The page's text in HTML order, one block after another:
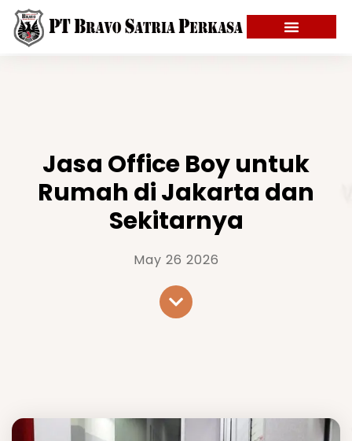
Jasa Office Boy untuk
Rumah di Jakarta dan
Sekitarnya
May 26 2026